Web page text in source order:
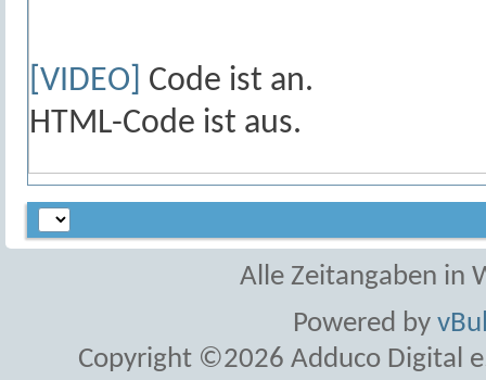
[VIDEO] Code ist an.
HTML-Code ist aus.
Alle Zeitangaben in
Powered by
Copyright ©2026 Adduco Digital